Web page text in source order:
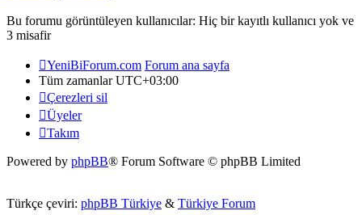
Bu forumu görüntüleyen kullanıcılar: Hiç bir kayıtlı kullanıcı yok ve
3 misafir
YeniBiForum.com Forum ana sayfa
Tüm zamanlarUTC+03:00
Çerezleri sil
Üyeler
Takım
Powered by phpBB® Forum Software © phpBB Limited
Türkçe çeviri: phpBB Türkiye & Türkiye Forum